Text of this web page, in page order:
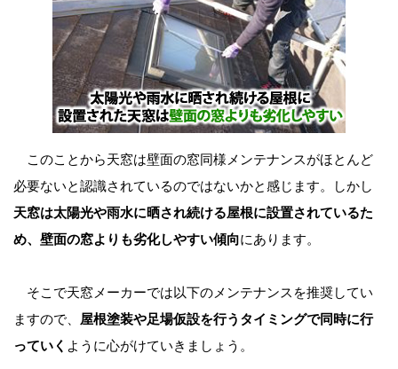
このことから天窓は壁面の窓同様メンテナンスがほとんど
必要ないと認識されているのではないかと感じます。しかし
天窓は太陽光や雨水に晒され続ける屋根に設置されているた
め、壁面の窓よりも劣化しやすい傾向にあります。
そこで天窓メーカーでは以下のメンテナンスを推奨してい
ますので、 屋根塗装や足場仮設を行うタイミングで同時に行
っていく ように心がけていきましょう。